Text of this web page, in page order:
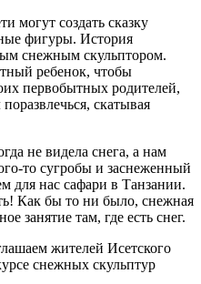
могут создать сказку
фигуры. История
снежным скульптором.
ребенок, чтобы
первобытных родителей,
скатывая
не видела снега, а нам
то сугробы и заснеженный
для нас сафари в Танзании.
Как бы то ни было, снежная
занятие там, где есть снег.
жителей Исетского
снежных скульптур